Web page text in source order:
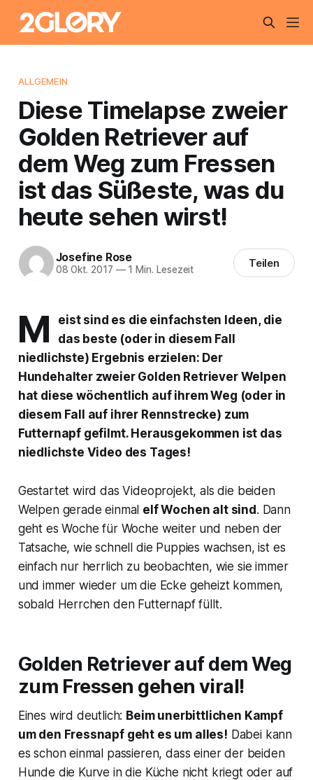
ALLGEMEIN
Diese Timelapse zweier
Golden Retriever auf
dem Weg zum Fressen
ist das Süßeste, was du
heute sehen wirst!
Josefine Rose
08 Okt. 2017 —1 Min. Lesezeit Teilen
M
eist sind es die einfachsten Ideen, die
das beste (oder in diesem Fall
niedlichste) Ergebnis erzielen: Der
Hundehalter zweier Golden Retriever Welpen
hat diese wöchentlich auf ihrem Weg (oder in
diesem Fall auf ihrer Rennstrecke) zum
Futternapf gefilmt. Herausgekommen ist das
niedlichste Video des Tages!
Gestartet wird das Videoprojekt, als die beiden
Welpen gerade einmal elf Wochen alt sind. Dann
geht es Woche für Woche weiter und neben der
Tatsache, wie schnell die Puppies wachsen, ist es
einfach nur herrlich zu beobachten, wie sie immer
und immer wieder um die Ecke geheizt kommen,
sobald Herrchen den Futternapf füllt.
Golden Retriever auf dem Weg
zum Fressen gehen viral!
Eines wird deutlich: Beim unerbittlichen Kampf
um den Fressnapf geht es um alles! Dabei kann
es schon einmal passieren, dass einer der beiden
Hunde die Kurve in die Küche nicht kriegt oder auf